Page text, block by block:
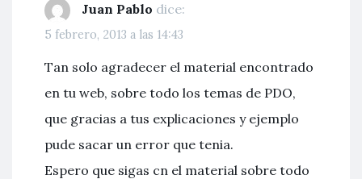
Juan Pablo dice:
5 febrero, 2013 a las 14:43
Tan solo agradecer el material encontrado
en tu web, sobre todo los temas de PDO,
que gracias a tus explicaciones y ejemplo
pude sacar un error que tenia.
Espero que sigas cn el material sobre todo